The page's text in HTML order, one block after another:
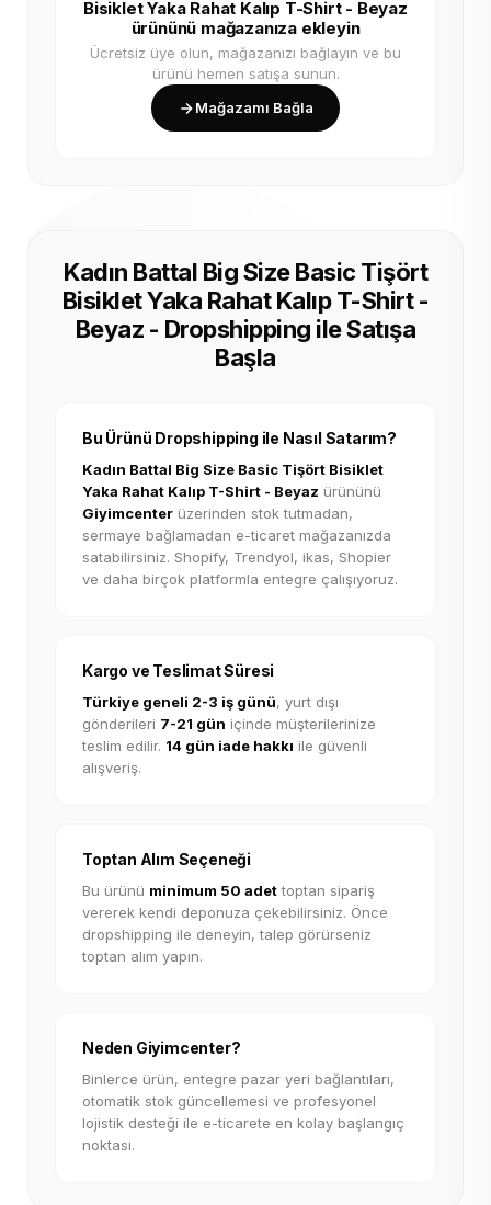
Bisiklet Yaka Rahat Kalıp T-Shirt - Beyaz
ürününü mağazanıza ekleyin
Ücretsiz üye olun, mağazanızı bağlayın ve bu
ürünü hemen satışa sunun.
Mağazamı Bağla
Kadın Battal Big Size Basic Tişört
Bisiklet Yaka Rahat Kalıp T-Shirt -
Beyaz - Dropshipping ile Satışa
Başla
Bu Ürünü Dropshipping ile Nasıl Satarım?
Kadın Battal Big Size Basic Tişört Bisiklet
Yaka Rahat Kalıp T-Shirt - Beyaz ürününü
Giyimcenter üzerinden stok tutmadan,
sermaye bağlamadan e-ticaret mağazanızda
satabilirsiniz. Shopify, Trendyol, ikas, Shopier
ve daha birçok platformla entegre çalışıyoruz.
Kargo ve Teslimat Süresi
Türkiye geneli 2-3 iş günü, yurt dışı
gönderileri 7-21 gün içinde müşterilerinize
teslim edilir. 14 gün iade hakkı ile güvenli
alışveriş.
Toptan Alım Seçeneği
Bu ürünü minimum 50 adettoptan sipariş
vererek kendi deponuza çekebilirsiniz. Önce
dropshipping ile deneyin, talep görürseniz
toptan alım yapın.
Neden Giyimcenter?
Binlerce ürün, entegre pazar yeri bağlantıları,
otomatik stok güncellemesi ve profesyonel
lojistik desteği ile e-ticarete en kolay başlangıç
noktası.